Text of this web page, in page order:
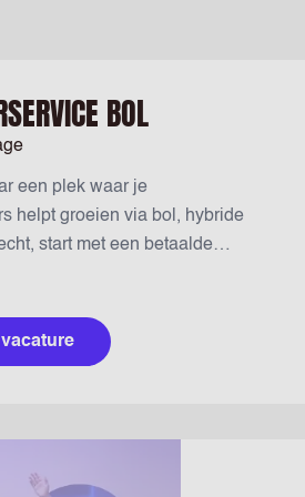
BOL
een plek waar je
helpt groeien via bol, hybride
start met een betaalde